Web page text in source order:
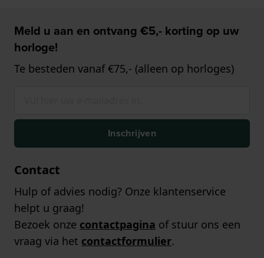
Meld u aan en ontvang €5,- korting op uw
horloge!
Te besteden vanaf €75,- (alleen op horloges)
Inschrijven
Contact
Hulp of advies nodig? Onze klantenservice
helpt u graag!
Bezoek onze contactpagina of stuur ons een
vraag via het contactformulier.